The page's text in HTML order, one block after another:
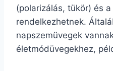
(polarizálás, tükör) és
rendelkezhetnek.
napszemüvegek
életmódüvegekhez,